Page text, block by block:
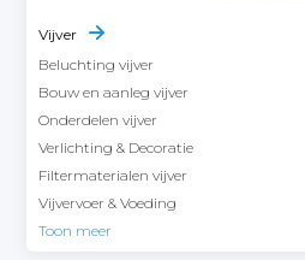
Vijver
Beluchting vijver
Bouw en aanleg vijver
Onderdelen vijver
Verlichting & Decoratie
Filtermaterialen vijver
Vijvervoer & Voeding
Toon meer